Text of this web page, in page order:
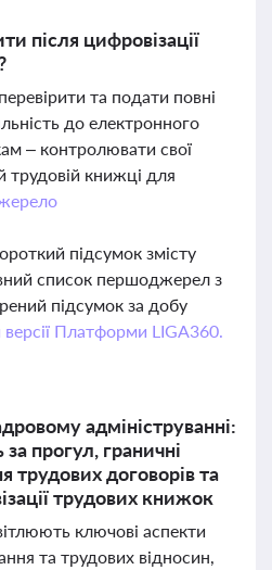
після цифровізації
та подати повні
до електронного
– контролювати свої
трудовій книжці для
підсумок змісту
список першоджерел з
підсумок за добу
версії Платформи LIGA360.
адмініструванні:
за прогул, граничні
трудових договорів та
трудових книжок
ключові аспекти
та трудових відносин,